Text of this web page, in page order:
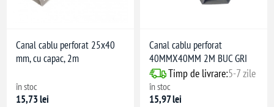
Canal cablu perforat 25x40
mm, cu capac, 2m
în stoc
15,73 lei
Canal cablu perforat
40MMX40MM 2M BUC GRI
Timp de livrare:5-7 zile
în stoc
15,97 lei